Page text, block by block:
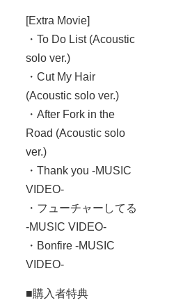
[Extra Movie]
・To Do List (Acoustic
solo ver.)
・Cut My Hair
(Acoustic solo ver.)
・After Fork in the
Road (Acoustic solo
ver.)
・Thank you -MUSIC
VIDEO-
・フューチャーしてる
-MUSIC VIDEO-
・Bonfire -MUSIC
VIDEO-
■購入者特典